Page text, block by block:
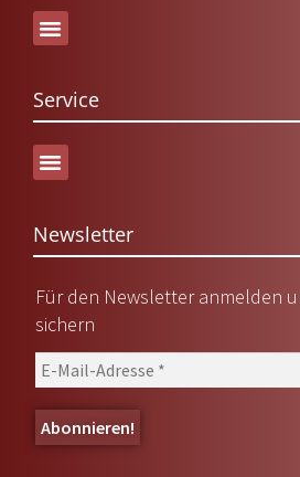
Service
Newsletter
Für den Newsletter anmelden
sichern